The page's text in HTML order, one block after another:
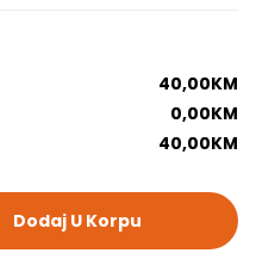
40,00KM
0,00KM
40,00KM
Dodaj U Korpu